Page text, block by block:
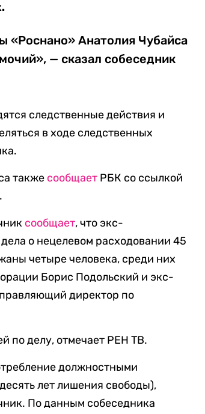
«Роснано» Анатолия Чубайса
— сказал собеседник
следственные действия и
в ходе следственных
также сообщает РБК со ссылкой
сообщает, что экс-
о нецелевом расходовании 45
четыре человека, среди них
Борис Подольский и экс-
директор по
по делу, отмечает РЕН ТВ.
должностными
лет лишения свободы),
По данным собеседника